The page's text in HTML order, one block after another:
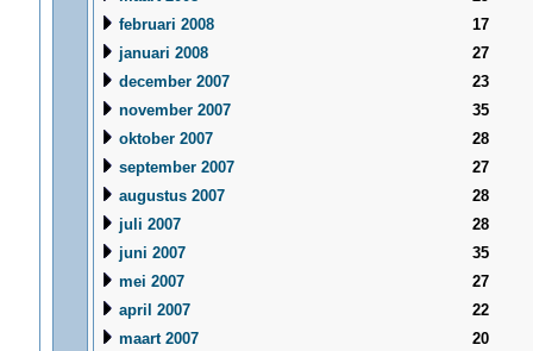
februari 2008
17
januari 2008
27
december 2007
23
november 2007
35
oktober 2007
28
september 2007
27
augustus 2007
28
juli 2007
28
juni 2007
35
mei 2007
27
april 2007
22
maart 2007
20